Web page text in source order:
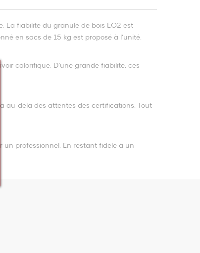
La fiabilité du granulé de bois EO2 est
en sacs de 15 kg est proposé à l’unité.
calorifique. D’une grande fiabilité, ces
au-delà des attentes des certifications. Tout
professionnel. En restant fidèle à un